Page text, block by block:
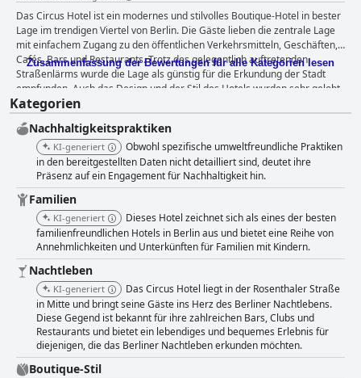
Veranstaltungen, einen entspannenden Gartenhof und eine Dachterrasse
genießen. Das Circus Hotel bietet zahlreiche Annehmlichkeiten, darunter
eine 24-Stunden-Rezeption, kostenloses WLAN, eine Bar, einen
Tagungsraum, Smart-TVs, ein À-la-carte-Frühstück, eine Bar auf dem Dach,
Bügelservice, Touren und Erlebnisse, Parkplätze, Yoga-Sitzungen,
familienfreundliche Optionen und Zugänglichkeit für Rollstuhlfahrer.
Tägliches Frühstück und abendliche Drinks werden im Lost My Voice oder im
Gartenhof serviert. Seit 1997 bietet The Circus verschiedene Unterkünfte
an, wobei der Schwerpunkt auf Gastfreundschaft, dem sozialen Charakter
des Reisens und Nachhaltigkeit liegt.
Das Circus Hotel ist ein modernes und stilvolles Boutique-Hotel in bester
Lage im trendigen Viertel von Berlin. Die Gäste lieben die zentrale Lage
mit einfachem Zugang zu den öffentlichen Verkehrsmitteln, Geschäften,
Cafés, Bars und Restaurants. Trotz des gelegentlich auftretenden
Straßenlärms wurde die Lage als günstig für die Erkundung der Stadt
empfunden. Auch das Design und der Stil des Hotels wurden sehr gelobt.
Das Frühstück im Hotel war außergewöhnlich und bot eine große
Auswahl an qualitativ hochwertigen Speisen, auch wenn einige
Rezensenten Probleme mit den Wartezeiten und den begrenzten
Möglichkeiten während der Stoßzeiten anmerkten. Die Zimmer sind
komfortabel, makellos und gut ausgestattet mit einzigartigem Dekor und
individuellem Touch, obwohl einige Gäste Probleme mit kleinen Zimmern,
veralteten Badezimmern oder mangelndem Stauraum angaben. Die
Mehrheit der Gäste war jedoch mit der Sauberkeit des Hotels sehr
zufrieden, was dem Reinigungspersonal zu verdanken ist. Das Personal
des Circus Hotels wird als warmherzig, freundlich und aufmerksam
beschrieben, mit der Fähigkeit, großartige Orte zu empfehlen, die man in
der Stadt erkunden kann. In der hoteleigenen Bar gab es fantastische
Cocktails, und die Bar auf dem Dach war ein perfekter Ort zum
Entspannen und Erholen. Die Betten wurden für ihre Sauberkeit und
ihren Komfort gelobt, obwohl einige Gäste auf Probleme mit
Doppelbetten und einzelnen Bettdecken hinwiesen. Alles in allem ist das
Circus Hotel eine gute Wahl für alle, die ein einzigartiges Boutique-Hotel
suchen, das stilvolles Design, eine großartige Lage und eine
hervorragende Ausstattung vereint.
Zusammenfassung der Bewertungen für alle Kategorien lesen
Kategorien
Nachhaltigkeitspraktiken
KI-generiert
Obwohl spezifische umweltfreundliche Praktiken
in den bereitgestellten Daten nicht detailliert sind, deutet ihre
Präsenz auf ein Engagement für Nachhaltigkeit hin.
Familien
KI-generiert
Dieses Hotel zeichnet sich als eines der besten
familienfreundlichen Hotels in Berlin aus und bietet eine Reihe von
Annehmlichkeiten und Unterkünften für Familien mit Kindern.
Nachtleben
KI-generiert
Das Circus Hotel liegt in der Rosenthaler Straße
in Mitte und bringt seine Gäste ins Herz des Berliner Nachtlebens.
Diese Gegend ist bekannt für ihre zahlreichen Bars, Clubs und
Restaurants und bietet ein lebendiges und bequemes Erlebnis für
diejenigen, die das Berliner Nachtleben erkunden möchten.
Boutique-Stil